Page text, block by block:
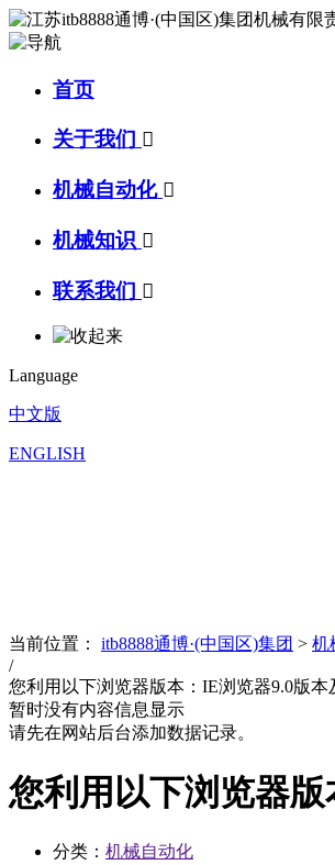
首页
关于我们 
机械自动化 
机械知识 
联系我们 
Language
中文版
ENGLISH
当前位置： itb8888通博·(中国区)集团 > 机
/
您利用以下浏览器版本：IE浏览器9.0版本
暂时没有内容信息显示
请先在网站后台添加数据记录。
您利用以下浏览器版
分类： 机械自动化